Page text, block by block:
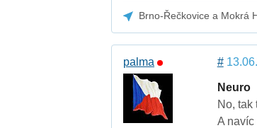
Brno-Řečkovice a Mokrá
palma #
Neuro
No, tak
A navíc